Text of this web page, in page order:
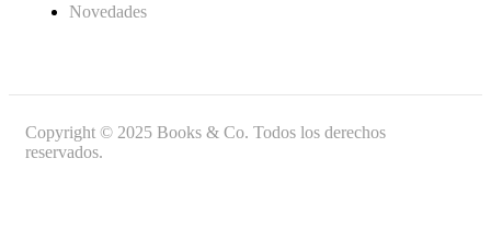
Novedades
Copyright © 2025 Books & Co. Todos los derechos
reservados.